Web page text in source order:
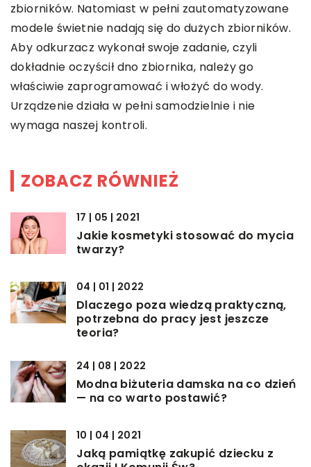
zbiorników. Natomiast w pełni zautomatyzowane
modele świetnie nadają się do dużych zbiorników.
Aby odkurzacz wykonał swoje zadanie, czyli
dokładnie oczyścił dno zbiornika, należy go
właściwie zaprogramować i włożyć do wody.
Urządzenie działa w pełni samodzielnie i nie
wymaga naszej kontroli.
ZOBACZ RÓWNIEŻ
17 | 05 | 2021
Jakie kosmetyki stosować do mycia
twarzy?
04 | 01 | 2022
Dlaczego poza wiedzą praktyczną,
potrzebna do pracy jest jeszcze
teoria?
24 | 08 | 2022
Modna biżuteria damska na co dzień
— na co warto postawić?
10 | 04 | 2021
Jaką pamiątkę zakupić dziecku z